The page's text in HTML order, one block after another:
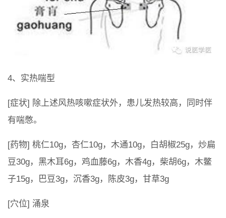
4、实热喘型
[症状] 除上述风热咳嗽症状外，患儿发热较高，同时伴
有喘憋。
[药物] 桃仁10g，杏仁10g，木通10g，白胡椒25g，炒扁
豆30g，黑木耳6g，鸡血藤6g，木香4g，柴胡6g，木鳖
子15g，巴豆3g，沉香3g，陈皮3g，甘草3g
[穴位] 涌泉